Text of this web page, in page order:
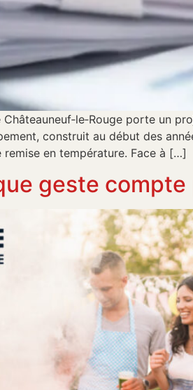
porte un
construit au début des
en température. Face à […]
geste